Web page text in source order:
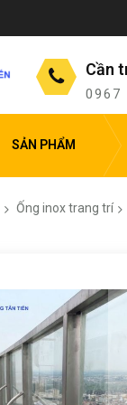
Cần
0967
SẢN PHẨM
Ống inox trang trí